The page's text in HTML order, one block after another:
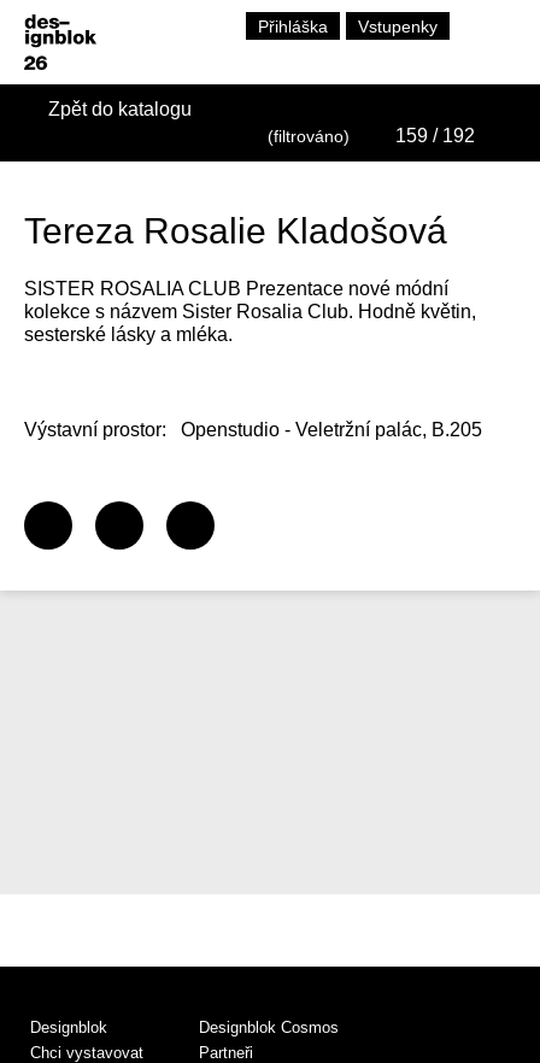
Přihláška Vstupenky
Zpět do katalogu
(filtrováno) 159 / 192
Tereza Rosalie Kladošová
SISTER ROSALIA CLUB Prezentace nové módní
kolekce s názvem Sister Rosalia Club. Hodně květin,
sesterské lásky a mléka.
Výstavní prostor: Openstudio - Veletržní palác, B.205
Designblok
Chci vystavovat
Designblok Cosmos
Partneři